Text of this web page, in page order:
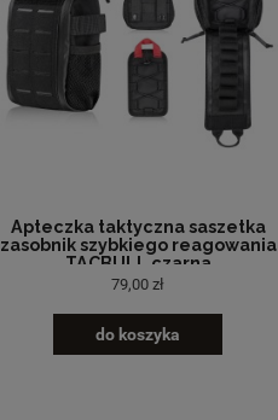
Apteczka taktyczna saszetka
zasobnik szybkiego reagowania
TACBULL czarna
79,00 zł
do koszyka